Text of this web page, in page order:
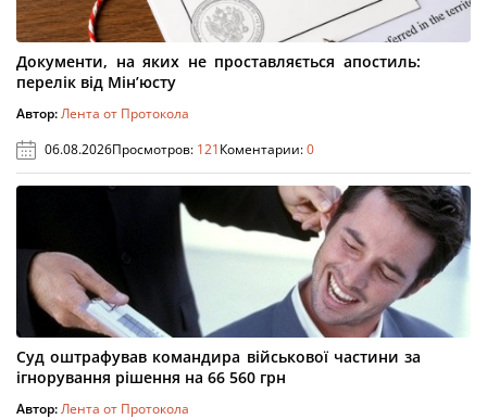
Документи, на яких не проставляється апостиль:
перелік від Мін’юсту
Автор:Лента от Протокола
06.08.2026Просмотров: 121Коментарии:0
Суд оштрафував командира військової частини за
ігнорування рішення на 66 560 грн
Автор:Лента от Протокола